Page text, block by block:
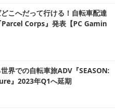
こへだって行ける！自転車配達
Parcel Corps』発表【PC Gamin
世界での自転車旅ADV『SEASON:
』2023年Q1へ延期